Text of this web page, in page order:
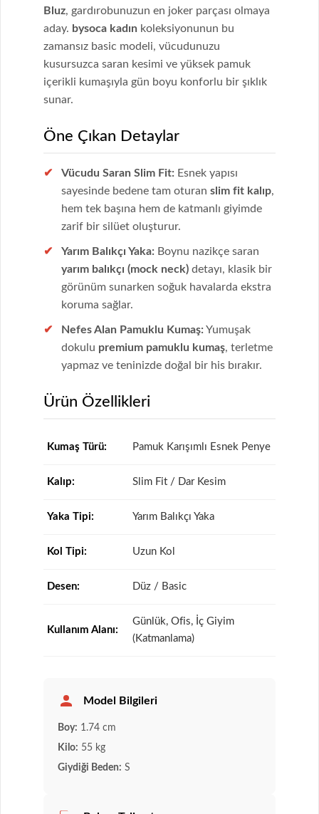
Bluz, gardırobunuzun en joker parçası olmaya
aday. bysoca kadın koleksiyonunun bu
zamansız basic modeli, vücudunuzu
kusursuzca saran kesimi ve yüksek pamuk
içerikli kumaşıyla gün boyu konforlu bir şıklık
sunar.
Öne Çıkan Detaylar
Vücudu Saran Slim Fit: Esnek yapısı
sayesinde bedene tam oturan slim fit kalıp,
hem tek başına hem de katmanlı giyimde
zarif bir silüet oluşturur.
Yarım Balıkçı Yaka: Boynu nazikçe saran
yarım balıkçı (mock neck) detayı, klasik bir
görünüm sunarken soğuk havalarda ekstra
koruma sağlar.
Nefes Alan Pamuklu Kumaş: Yumuşak
dokulu premium pamuklu kumaş, terletme
yapmaz ve teninizde doğal bir his bırakır.
Ürün Özellikleri
Kumaş Türü: Pamuk Karışımlı Esnek Penye
Kalıp: Slim Fit / Dar Kesim
Yaka Tipi: Yarım Balıkçı Yaka
Kol Tipi: Uzun Kol
Desen: Düz / Basic
Kullanım Alanı:
Günlük, Ofis, İç Giyim
(Katmanlama)
Model Bilgileri
Boy: 1.74 cm
Kilo: 55 kg
Giydiği Beden: S